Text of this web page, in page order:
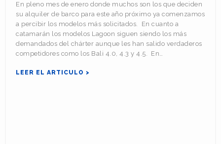
En pleno mes de enero donde muchos son los que deciden
su alquiler de barco para este año próximo ya comenzamos
a percibir los modelos más solicitados. En cuanto a
catamarán los modelos Lagoon siguen siendo los más
demandados del chárter aunque les han salido verdaderos
competidores como los Bali 4.0, 4.3 y 4.5. En…
LEER EL ARTICULO >